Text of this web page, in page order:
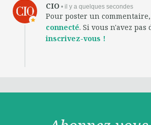
CIO • il y a quelques secondes
Pour poster un
connecté. Si vous n'avez pas
inscrivez-vous !